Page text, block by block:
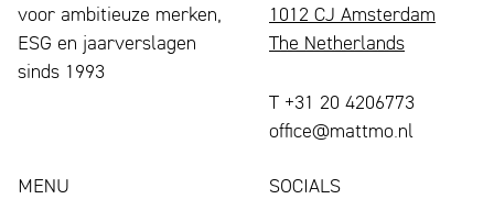
voor ambitieuze merken,
ESG en jaarverslagen
sinds 1993
1012 CJ Amsterdam
The Netherlands
T +31 20 4206773
office@mattmo.nl
MENU
SOCIALS